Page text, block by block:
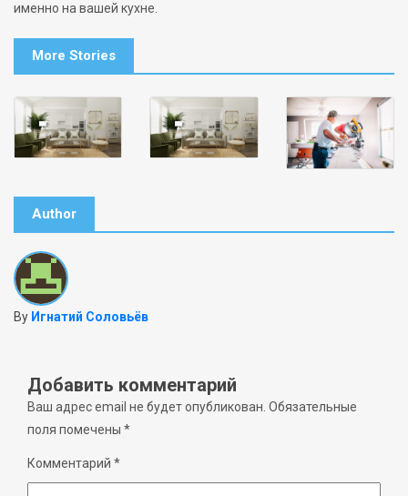
именно на вашей кухне.
More Stories
Author
By Игнатий Соловьёв
Добавить комментарий
Ваш адрес email не будет опубликован. Обязательные
поля помечены *
Комментарий *